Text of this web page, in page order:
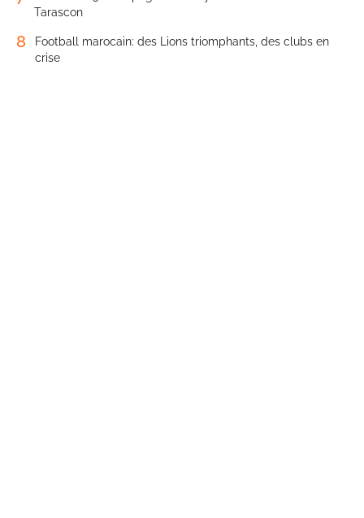
Mondial 2030: L’Espagne ou le syndrome de Tartarin de
Tarascon
Football marocain: des Lions triomphants, des clubs en